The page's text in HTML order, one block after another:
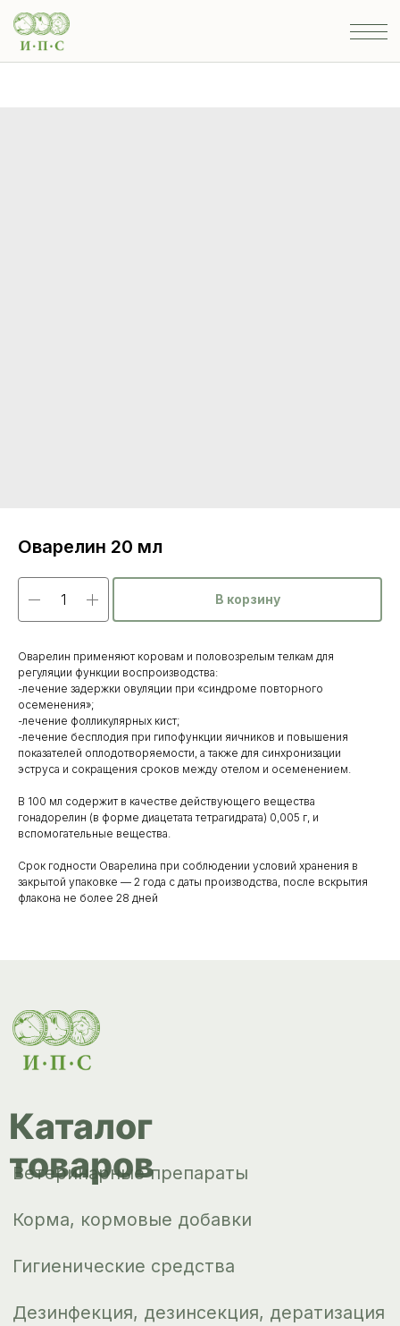
Оварелин 20 мл
В корзину
Оварелин применяют коровам и половозрелым телкам для
регуляции функции воспроизводства:
-лечение задержки овуляции при «синдроме повторного
осеменения»;
-лечение фолликулярных кист;
-лечение бесплодия при гипофункции яичников и повышения
показателей оплодотворяемости, а также для синхронизации
эструса и сокращения сроков между отелом и осеменением.
В 100 мл содержит в качестве действующего вещества
гонадорелин (в форме диацетата тетрагидрата) 0,005 г, и
вспомогательные вещества.
Срок годности Оварелина при соблюдении условий хранения в
закрытой упаковке — 2 года с даты производства, после вскрытия
флакона не более 28 дней
Каталог
товаров
Доставка и
оплата
О компании
Ветеринарные препараты
Корма, кормовые добавки
Гигиенические средства
Сопутствующие товары